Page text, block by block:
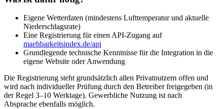
Eigene Wetterdaten (mindestens Lufttemperatur und aktuelle
Niederschlagsrate)
Eine Registrierung für einen API-Zugang auf
maehbarkeitsindex.de/api
Grundlegende technische Kenntnisse für die Integration in die
eigene Website oder Anwendung
Die Registrierung steht grundsätzlich allen Privatnutzern offen und
wird nach individueller Prüfung durch den Betreiber freigegeben (in
der Regel 3–10 Werktage). Gewerbliche Nutzung ist nach
Absprache ebenfalls möglich.